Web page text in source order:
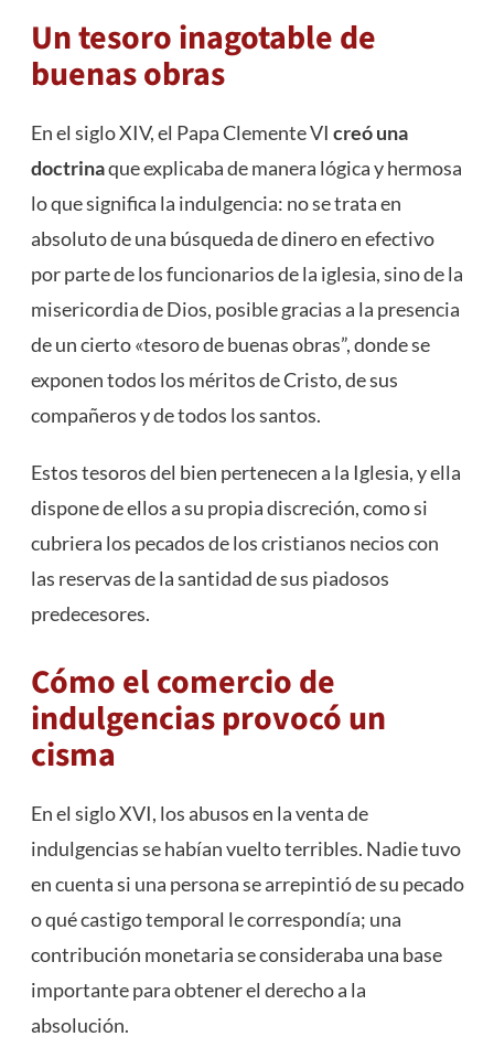
Un tesoro inagotable de
buenas obras
En el siglo XIV, el Papa Clemente VI creó una
doctrinaque explicaba de manera lógica y hermosa
lo que significa la indulgencia: no se trata en
absoluto de una búsqueda de dinero en efectivo
por parte de los funcionarios de la iglesia, sino de la
misericordia de Dios, posible gracias a la presencia
de un cierto «tesoro de buenas obras”, donde se
exponen todos los méritos de Cristo, de sus
compañeros y de todos los santos.
Estos tesoros del bien pertenecen a la Iglesia, y ella
dispone de ellos a su propia discreción, como si
cubriera los pecados de los cristianos necios con
las reservas de la santidad de sus piadosos
predecesores.
Cómo el comercio de
indulgencias provocó un
cisma
En el siglo XVI, los abusos en la venta de
indulgencias se habían vuelto terribles. Nadie tuvo
en cuenta si una persona se arrepintió de su pecado
o qué castigo temporal le correspondía; una
contribución monetaria se consideraba una base
importante para obtener el derecho a la
absolución.